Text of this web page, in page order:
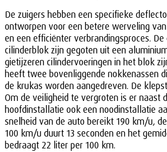
De zuigers hebben een specifieke
ontworpen voor een betere werveling
en een efficiënter verbrandingsproces.
cilinderblok zijn gegoten uit een
gietijzeren cilindervoeringen in het blok
heeft twee bovenliggende nokkenassen
de krukas worden aangedreven. De
Om de veiligheid te vergroten is er naast
hoofdinstallatie ook een noodinstallatie
snelheid van de auto bereikt 190 km/u,
100 km/u duurt 13 seconden en het
bedraagt 22 liter per 100 km.